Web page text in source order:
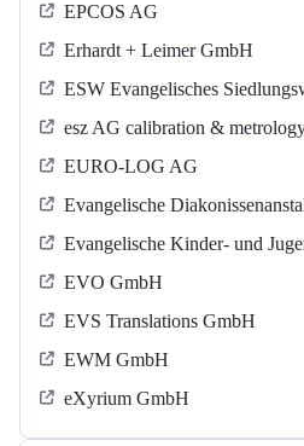
EPCOS AG
Erhardt + Leimer GmbH
ESW Evangelisches
esz AG calibration &
EURO-LOG AG
Evangelische
Evangelische Kinder- und
EVO GmbH
EVS Translations GmbH
EWM GmbH
eXyrium GmbH